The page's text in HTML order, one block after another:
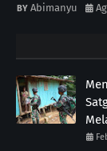
Abimanyu